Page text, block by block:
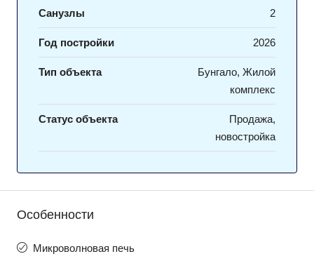
Санузлы 2
Год постройки 2026
Тип объекта
Бунгало, Жилой
комплекс
Статус объекта
Продажа,
новостройка
Особенности
Микроволновая печь